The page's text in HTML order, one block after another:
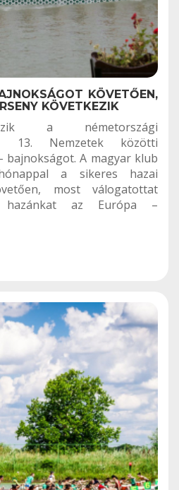
KÖVETŐEN,
KÖVETKEZIK
a németországi
13. Nemzetek közötti
bajnokságot. A magyar klub
a sikeres hazai
most válogatottat
hazánkat az Európa –